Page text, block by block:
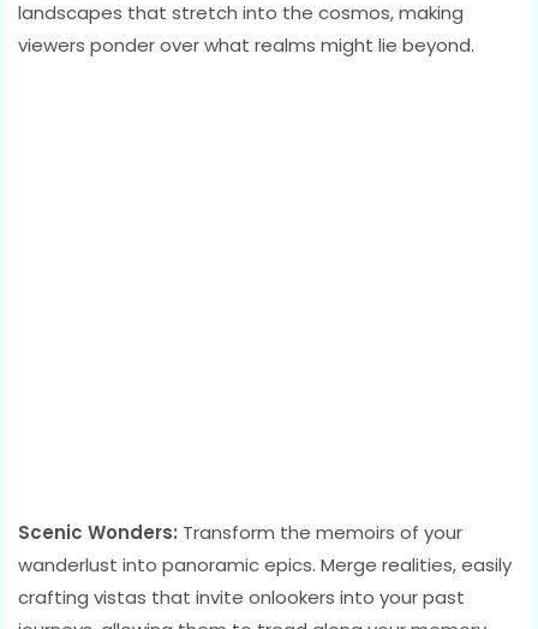
landscapes that stretch into the cosmos, making
viewers ponder over what realms might lie beyond.
Scenic Wonders: Transform the memoirs of your
wanderlust into panoramic epics. Merge realities, easily
crafting vistas that invite onlookers into your past